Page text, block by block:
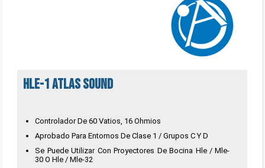
HLE-1 Atlas Sound
Controlador De 60 Vatios, 16 Ohmios
Aprobado Para Entornos De Clase 1 / Grupos C Y D
Se Puede Utilizar Con Proyectores De Bocina Hle / Mle-
30 O Hle / Mle-32